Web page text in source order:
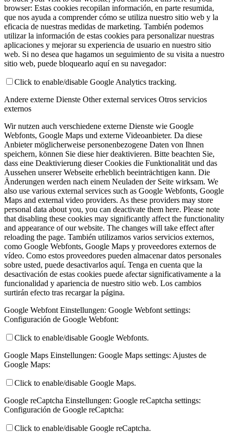
browser: Estas cookies recopilan información, en parte resumida,
que nos ayuda a comprender cómo se utiliza nuestro sitio web y la
eficacia de nuestras medidas de marketing. También podemos
utilizar la información de estas cookies para personalizar nuestras
aplicaciones y mejorar su experiencia de usuario en nuestro sitio
web. Si no desea que hagamos un seguimiento de su visita a nuestro
sitio web, puede bloquearlo aquí en su navegador:
Click to enable/disable Google Analytics tracking.
Andere externe Dienste Other external services Otros servicios
externos
Wir nutzen auch verschiedene externe Dienste wie Google
Webfonts, Google Maps und externe Videoanbieter. Da diese
Anbieter möglicherweise personenbezogene Daten von Ihnen
speichern, können Sie diese hier deaktivieren. Bitte beachten Sie,
dass eine Deaktivierung dieser Cookies die Funktionalität und das
Aussehen unserer Webseite erheblich beeinträchtigen kann. Die
Änderungen werden nach einem Neuladen der Seite wirksam. We
also use various external services such as Google Webfonts, Google
Maps and external video providers. As these providers may store
personal data about you, you can deactivate them here. Please note
that disabling these cookies may significantly affect the functionality
and appearance of our website. The changes will take effect after
reloading the page. También utilizamos varios servicios externos,
como Google Webfonts, Google Maps y proveedores externos de
vídeo. Como estos proveedores pueden almacenar datos personales
sobre usted, puede desactivarlos aquí. Tenga en cuenta que la
desactivación de estas cookies puede afectar significativamente a la
funcionalidad y apariencia de nuestro sitio web. Los cambios
surtirán efecto tras recargar la página.
Google Webfont Einstellungen: Google Webfont settings:
Configuración de Google Webfont:
Click to enable/disable Google Webfonts.
Google Maps Einstellungen: Google Maps settings: Ajustes de
Google Maps:
Click to enable/disable Google Maps.
Google reCaptcha Einstellungen: Google reCaptcha settings:
Configuración de Google reCaptcha:
Click to enable/disable Google reCaptcha.